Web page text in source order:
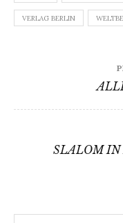
VERLAG BERLIN
SLALOM IN